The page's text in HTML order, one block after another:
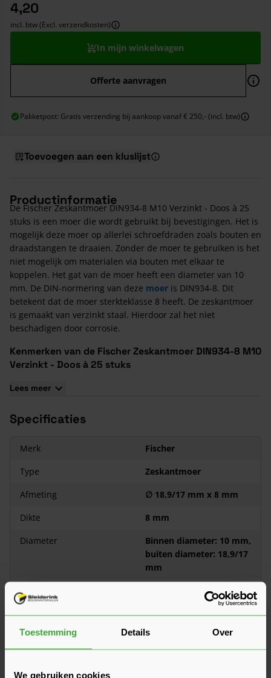
Toestemming Details Over
We gebruiken cookies
4,20
incl. btw (Excl. verzendkosten)
In mijn winkelwagen
Offerte aanvragen
Pakketpost: Gratis verzending bij aankoop vanaf € 250,- (incl. btw)
Toevoegen aan een kluslijst
Productinformatie
De Fischer Zeskantmoer DIN934-8 M10 Verzinkt - Doos à 25
stuks is een moer die wordt gebruikt bij bevestigingen. Het is
mogelijk deze moer op allerlei schroefdraden zoals bouten en
draadstangen te draaien. Zonder de moer te gebruiken is het
niet mogelijk om materialen via bouten met elkaar te
koppelen. Het gat van de moer heeft een diameter van 10
mm. De DIN-normering van deze moer is DIN934-8. Dit
betekent dat de moer sterkteklasse 8 heeft. De zeskantmoer
is gemaakt van verzinkt staal. Hierdoor zal het niet
beschadigen door corrosie.
Kenmerken van de Fischer Zeskantmoer DIN934-8 M10
Verzinkt - Doos à 25 stuks
De diameter van het gat bedraagt 10 mm
Lees meer
Specificaties
Merk
Fischer
Type
Zeskantmoer
Afmeting
∅ 18,9/17 mm x 8 mm
Dikte
8 mm
Diameter
Binnen diameter: 10 mm,
buiten diameter: 18,9/17
mm
Kenmerken
Bekijk meer
Klantrecensies